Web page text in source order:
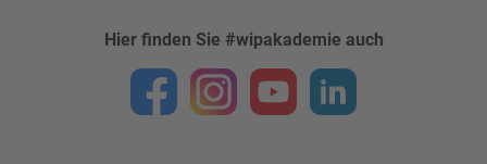
Hier finden Sie #wipakademie auch